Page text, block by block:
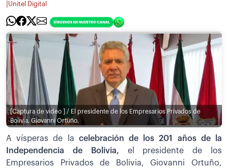
Unitel Digital
[Captura de video ] / El presidente de los Empresarios Privados de
Bolivia, Giovanni Ortuño,
A vísperas de la celebración de los 201 años de la
Independencia de Bolivia, el presidente de los
Empresarios Privados de Bolivia, Giovanni Ortuño,